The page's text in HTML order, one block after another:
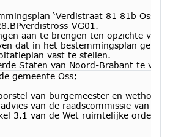
‘Verdistraat 81 81b Oss
VG01.
aan te brengen ten opzichte van
dat in het bestemmingsplan
vast te stellen.
Staten van Noord-Brabant te
gemeente Oss;
van burgemeester en
van de raadscommissie van 14
3.1 van de Wet ruimtelijke